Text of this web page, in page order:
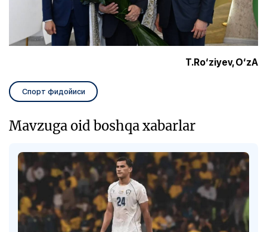
T.Ro‘ziyev, O‘zA
Спорт фидойиси
Mavzuga oid boshqa xabarlar